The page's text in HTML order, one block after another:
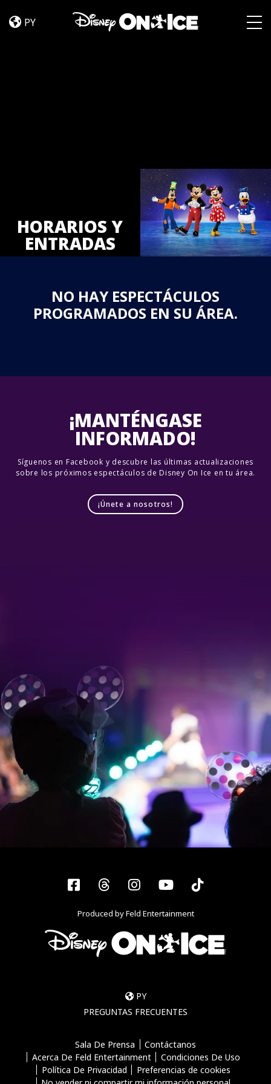
PY
HORARIOS Y
ENTRADAS
NO HAY ESPECTÁCULOS
PROGRAMADOS EN SU ÁREA.
¡MANTÉNGASE
INFORMADO!
Síguenos en Facebook y descubre las últimas actualizaciones
sobre los próximos espectáculos de Disney On Ice en tu área.
¡Únete a nosotros!
Facebook
ThreadsInstagram
YouTubeTiktok
Produced by Feld Entertainment
PY
PREGUNTAS FRECUENTES
Sala De Prensa
Contáctanos
Acerca De Feld Entertainment
Condiciones De Uso
Política De Privacidad
Preferencias de cookies